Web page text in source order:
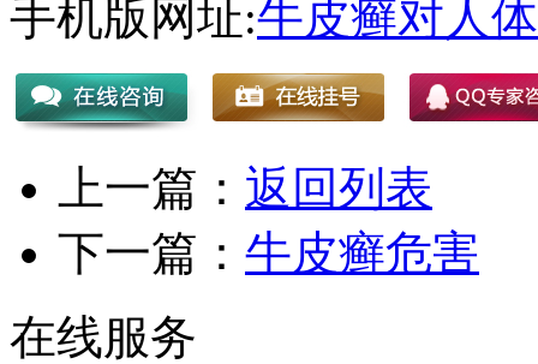
手机版网址:牛皮癣对人
上一篇： 返回列表
下一篇： 牛皮癣危害
在线服务